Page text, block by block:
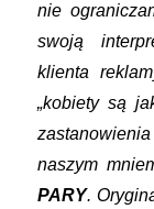
nie
swoją
klienta
„kobiety są
naszym
PARY.